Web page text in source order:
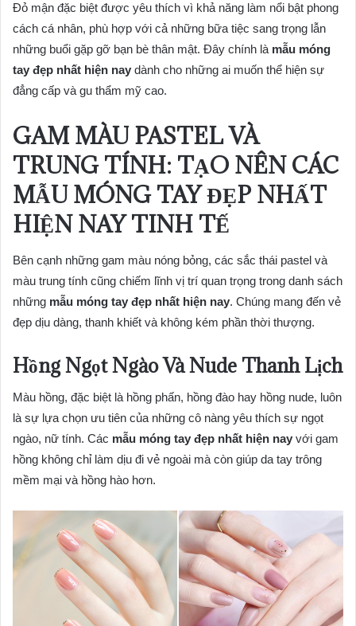
Đỏ mận đặc biệt được yêu thích vì khả năng làm nổi bật phong
cách cá nhân, phù hợp với cả những bữa tiệc sang trọng lẫn
những buổi gặp gỡ bạn bè thân mật. Đây chính là mẫu móng
tay đẹp nhất hiện nay dành cho những ai muốn thể hiện sự
đẳng cấp và gu thẩm mỹ cao.
GAM MÀU PASTEL VÀ
TRUNG TÍNH: TẠO NÊN CÁC
MẪU MÓNG TAY ĐẸP NHẤT
HIỆN NAYTINH TẾ
Bên cạnh những gam màu nóng bỏng, các sắc thái pastel và
màu trung tính cũng chiếm lĩnh vị trí quan trọng trong danh sách
những mẫu móng tay đẹp nhất hiện nay. Chúng mang đến vẻ
đẹp dịu dàng, thanh khiết và không kém phần thời thượng.
Hồng Ngọt Ngào Và Nude Thanh Lịch
Màu hồng, đặc biệt là hồng phấn, hồng đào hay hồng nude, luôn
là sự lựa chọn ưu tiên của những cô nàng yêu thích sự ngọt
ngào, nữ tính. Các mẫu móng tay đẹp nhất hiện nay với gam
hồng không chỉ làm dịu đi vẻ ngoài mà còn giúp da tay trông
mềm mại và hồng hào hơn.